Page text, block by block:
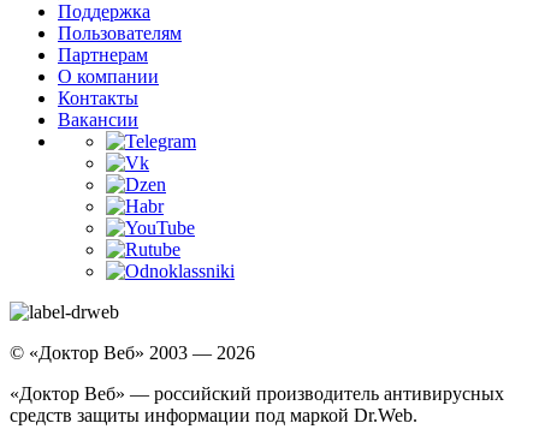
Поддержка
Пользователям
Партнерам
О компании
Контакты
Вакансии
© «Доктор Веб» 2003 — 2026
«Доктор Веб» — российский производитель антивирусных
средств защиты информации под маркой Dr.Web.